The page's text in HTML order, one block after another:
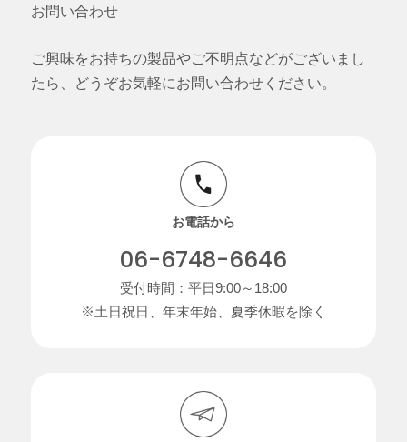
お問い合わせ
ご興味をお持ちの製品やご不明点などがございまし
たら、どうぞお気軽にお問い合わせください。
お電話から
06-6748-6646
受付時間：平日9:00～18:00
※土日祝日、年末年始、夏季休暇を除く